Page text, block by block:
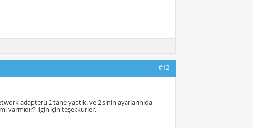
#12
adapteru 2 tane yaptık. ve 2 sinin ayarlarınıda
varmıdır? ilgin için teşekkurler.